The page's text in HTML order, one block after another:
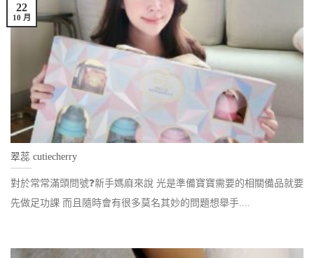
翠蕊 cutiecherry
對於常常滿頭問號❓新手媽麻來說 光是準備寶寶需要的相關備品就要
先做足功課 而且隨時會有很多莫名其妙的問題想舉手....
22
10 月